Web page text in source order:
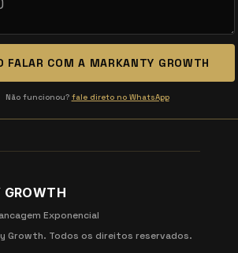
FALAR COM A MARKANTY GROWTH
Não funcionou? fale direto no WhatsApp
Exponencial
Growth. Todos os direitos reservados.